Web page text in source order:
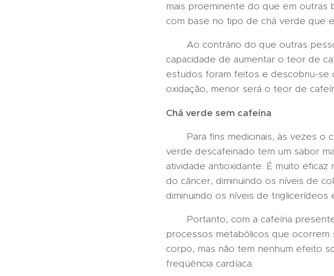
mais proeminente do que em outras
com base no tipo de chá verde que
Ao contrário do que outras
capacidade de aumentar o teor de
estudos foram feitos e descobriu-se
oxidação, menor será o teor de
Chá verde sem cafeína
Para fins medicinais, às vezes o
verde descafeinado tem um sabor
atividade antioxidante. É muito
do câncer, diminuindo os níveis de
diminuindo os níveis de
Portanto, com a cafeína presente
processos metabólicos que
corpo, mas não tem nenhum efeito
freqüência cardíaca.